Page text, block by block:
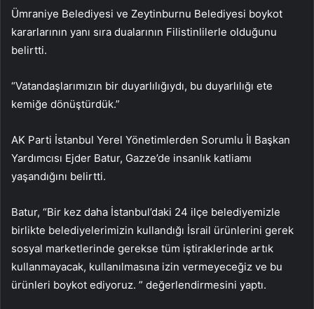
Ümraniye Belediyesi ve Zeytinburnu Belediyesi boykot
kararlarının yanı sıra dualarının Filistinlilerle olduğunu
belirtti.
“Vatandaşlarımızın bir duyarlılığıydı, bu duyarlılığı ete
kemiğe dönüştürdük.”
AK Parti İstanbul Yerel Yönetimlerden Sorumlu İl Başkan
Yardımcısı Ejder Batur, Gazze’de insanlık katliamı
yaşandığını belirtti.
Batur, “Bir kez daha İstanbul’daki 24 ilçe belediyemizle
birlikte belediyelerimizin kullandığı İsrail ürünlerini gerek
sosyal marketlerinde gerekse tüm iştiraklerinde artık
kullanmayacak, kullanılmasına izin vermeyeceğiz ve bu
ürünleri boykot ediyoruz. ” değerlendirmesini yaptı.